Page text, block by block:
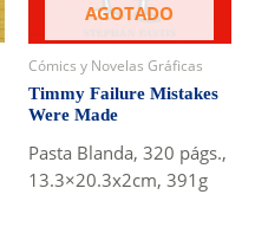
AGOTADO
Cómics y Novelas Gráficas
Timmy Failure Mistakes
Were Made
Pasta Blanda, 320 págs.,
13.3×20.3x2cm, 391g